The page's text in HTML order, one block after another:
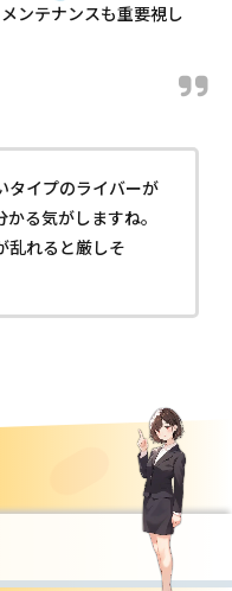
ンテナンスも重要視し
タイプのライバーが
る気がしますね。
乱れると厳しそ